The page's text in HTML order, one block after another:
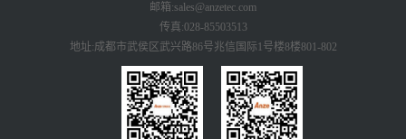
邮箱:sales@anzetec.com
传真:028-85503513
地址:成都市武侯区武兴路86号兆信国际1号楼8楼801-802